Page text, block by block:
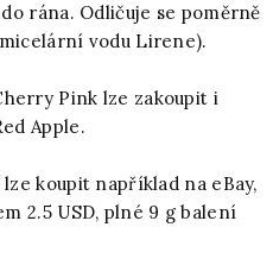
rána. Odličuje se poměrně
vodu Lirene).
Pink lze zakoupit i
Apple.
koupit například na eBay,
2.5 USD, plné 9 g balení